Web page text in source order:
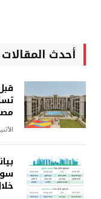
أحدث المقالات
الأثنين، 03